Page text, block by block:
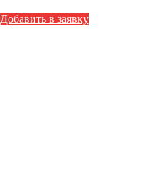
Добавить в заявку